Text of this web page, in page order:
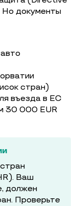
документы
стран)
въезда в ЕС
30 000 EUR
Ваш
должен
Проверьте